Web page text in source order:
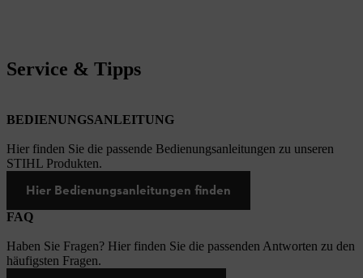
Service & Tipps
BEDIENUNGSANLEITUNG
Hier finden Sie die passende Bedienungsanleitungen zu unseren
STIHL Produkten.
Hier Bedienungsanleitungen finden
FAQ
Haben Sie Fragen? Hier finden Sie die passenden Antworten zu den
häufigsten Fragen.